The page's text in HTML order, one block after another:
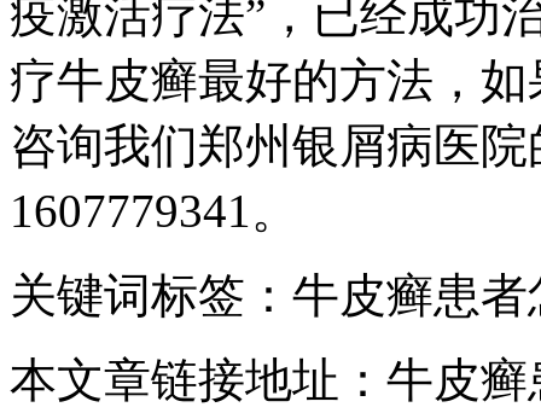
疫激活疗法”，已经成功
疗牛皮癣最好的方法，
咨询我们郑州银屑病医
1607779341。
关键词标签：牛皮癣患
本文章链接地址：牛皮